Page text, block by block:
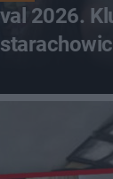
2026.